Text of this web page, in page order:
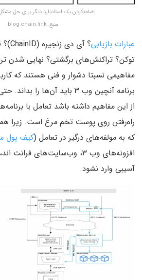
اضافه‌کردن یک استاندارد دیگر برای حل
منبع: blog.chain.link
عبارات بازیابی؟ آی دی زنجیره (ChainID)؟ قیمت
توکن؟ تراکنش‌های برگشتی؟ نهایی شدن
مفاهیمی نسبتا دشوار و فنی هستند که
برنامه آنچین وب ۳ باید آن‌ها
راه‌رفتن روی پوست تخم مرغ است. زیرا
که به مولفه‌های درگیر در تعامل (کیف پول
افزونه‌های وب ۳، وب‌سایت‌های فرانت اند،
آسیبی وارد نشود.